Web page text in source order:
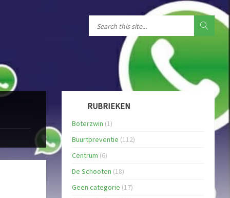
RUBRIEKEN
Boterzwin (1)
Buurtpreventie (112)
Centrum (6)
De Schooten (18)
Geen categorie (17)